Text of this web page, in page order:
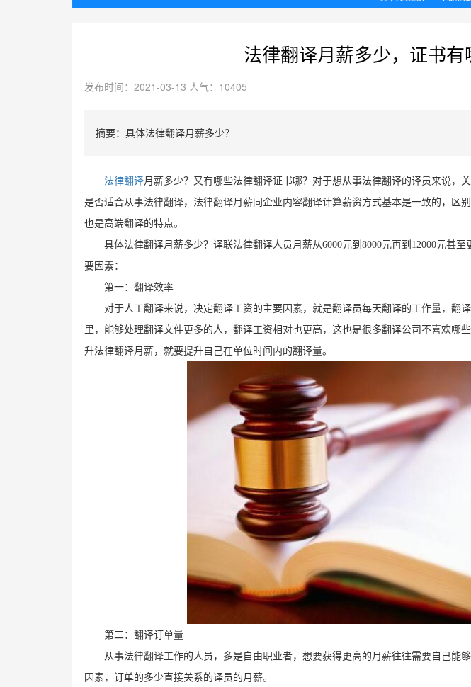
法律翻译月薪多少，证书有
发布时间：2021-03-13 人气：10405
摘要：具体法律翻译月薪多少？
法律翻译月薪多少？又有哪些法律翻译证书哪？对于想从事法律翻译的译员来说，
是否适合从事法律翻译，法律翻译月薪同企业内容翻译计算薪资方式基本是一致的，区
也是高端翻译的特点。
具体法律翻译月薪多少？译联法律翻译人员月薪从6000元到 8000元再到 12000元甚至
要因素：
第一：翻译效率
对于人工翻译来说，决定翻译工资的主要因素，就是翻译员每天翻译的工作量，翻
里，能够处理翻译文件更多的人，翻译工资相对也更高，这也是很多翻译公司不喜欢哪
升法律翻译月薪，就要提升自己在单位时间内的翻译量。
第二：翻译订单量
从事法律翻译工作的人员，多是自由职业者，想要获得更高的月薪往往需要自己能
因素，订单的多少直接关系的译员的月薪。